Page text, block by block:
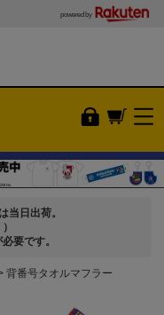
powered by
当日出荷。
要です。
背番号タオルマフラー